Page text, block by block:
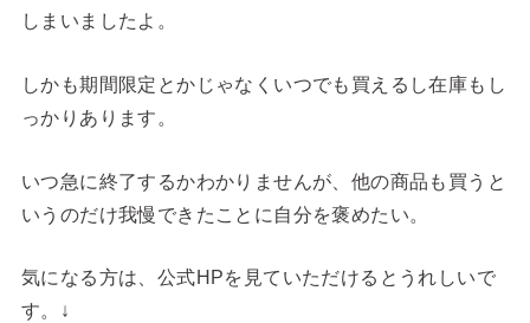
しまいましたよ。
しかも期間限定とかじゃなくいつでも買えるし在庫もし
っかりあります。
いつ急に終了するかわかりませんが、他の商品も買うと
いうのだけ我慢できたことに自分を褒めたい。
気になる方は、公式HPを見ていただけるとうれしいで
す。↓